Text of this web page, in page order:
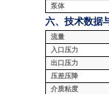
泵体
六、技术数据
流量
入口压力
出口压力
压差压降
介质粘度